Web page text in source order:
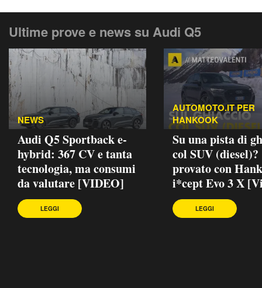
Ultime prove e news su Audi Q5
NEWS
Audi Q5 Sportback e-
hybrid: 367 CV e tanta
tecnologia, ma consumi
da valutare [VIDEO]
LEGGI
AUTOMOTO.IT PER
HANKOOK
Su una pista di
col SUV
provato con
i*cept Evo 3 X
LEGGI